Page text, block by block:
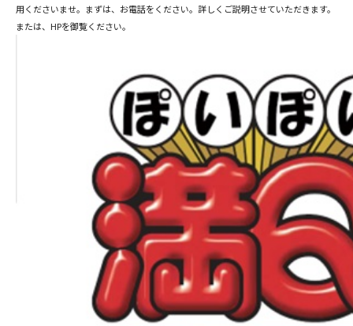
用くださいませ。まずは、お電話をください。詳しくご説明させていただきます。
または、HPを御覧ください。